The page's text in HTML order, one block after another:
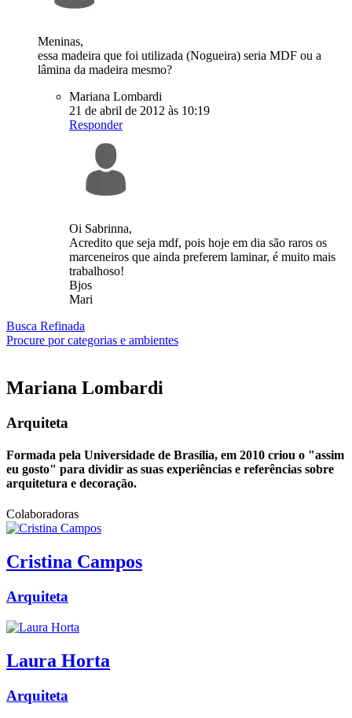
Meninas,
essa madeira que foi utilizada (Nogueira) seria MDF ou a
lâmina da madeira mesmo?
Mariana Lombardi
21 de abril de 2012 às 10:19
Responder
Oi Sabrinna,
Acredito que seja mdf, pois hoje em dia são raros os
marceneiros que ainda preferem laminar, é muito mais
trabalhoso!
Bjos
Mari
Busca Refinada
Procure por categorias e ambientes
Mariana Lombardi
Arquiteta
Formada pela Universidade de Brasília, em 2010 criou o "assim
eu gosto" para dividir as suas experiências e referências sobre
arquitetura e decoração.
Colaboradoras
Cristina Campos
Arquiteta
Laura Horta
Arquiteta